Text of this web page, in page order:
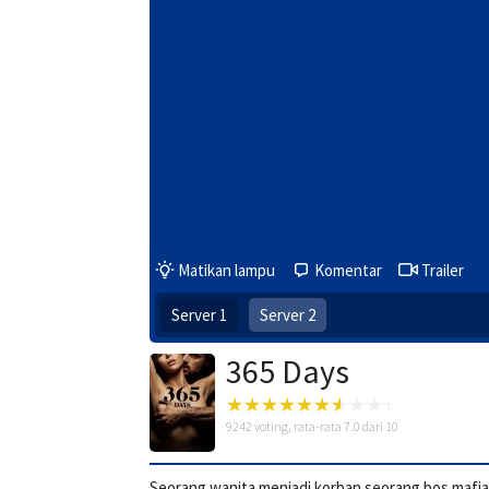
Matikan lampu Komentar Trailer
Server 1 Server 2
365 Days
9242 voting, rata-rata 7.0 dari 10